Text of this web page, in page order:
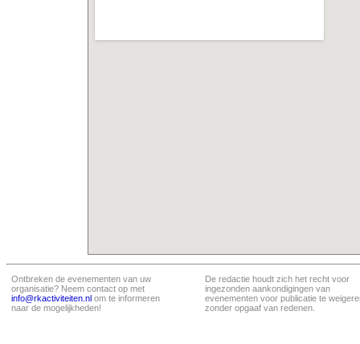
Ontbreken de evenementen van uw
organisatie? Neem contact op met
info@rkactiviteiten.nl om te informeren
naar de mogelijkheden!
De redactie houdt zich het recht voor
ingezonden aankondigingen van
evenementen voor publicatie te
zonder opgaaf van redenen.